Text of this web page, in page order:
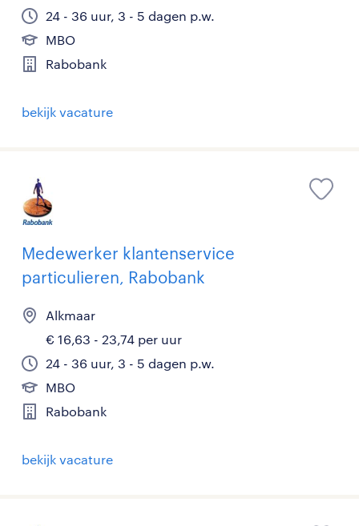
24 - 36 uur, 3 - 5 dagen p.w.
MBO
Rabobank
bekijk vacature
Medewerker klantenservice
particulieren, Rabobank
Alkmaar
€ 16,63 - 23,74 per uur
24 - 36 uur, 3 - 5 dagen p.w.
MBO
Rabobank
bekijk vacature